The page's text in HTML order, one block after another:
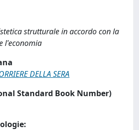
strutturale in accordo con la
l'economia
DELLA SERA
Standard Book Number)